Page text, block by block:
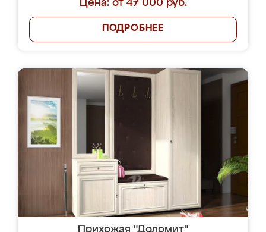
Цена: от 47 000 руб.
ПОДРОБНЕЕ
Прихожая "Доломит"